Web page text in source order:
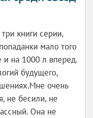
книги серии,
мало того
и на 1000 л вперед.
будущего,
очень
не бесили, не
Она не